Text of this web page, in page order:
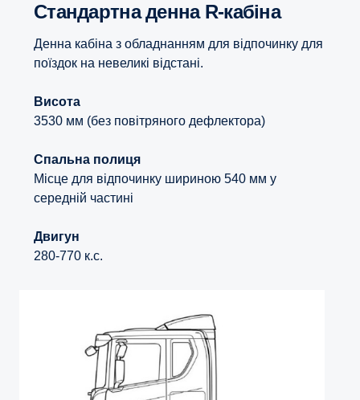
Стандартна денна R-кабіна
Денна кабіна з обладнанням для відпочинку для
поїздок на невеликі відстані.
Висота
3530 мм (без повітряного дефлектора)
Спальна полиця
Місце для відпочинку шириною 540 мм у
середній частині
Двигун
280-770 к.с.